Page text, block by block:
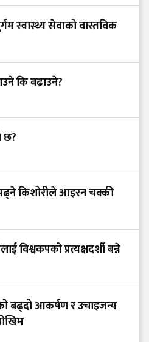
स्वास्थ्य सेवाको वास्तविक
कि बढाउने?
छ?
किशोरीले आइरन चक्की
विश्वकपको प्रत्यक्षदर्शी बन्ने
बढ्दो आकर्षण र उचाइजन्य